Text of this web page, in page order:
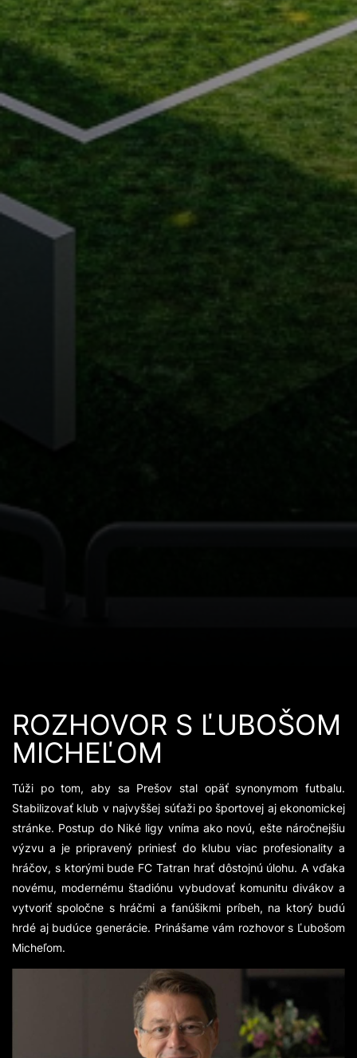
ROZHOVOR S ĽUBOŠOM
MICHEĽOM
Túži po tom, aby sa Prešov stal opäť synonymom futbalu.
Stabilizovať klub v najvyššej súťaži po športovej aj ekonomickej
stránke. Postup do Niké ligy vníma ako novú, ešte náročnejšiu
výzvu a je pripravený priniesť do klubu viac profesionality a
hráčov, s ktorými bude FC Tatran hrať dôstojnú úlohu. A vďaka
novému, modernému štadiónu vybudovať komunitu divákov a
vytvoriť spoločne s hráčmi a fanúšikmi príbeh, na ktorý budú
hrdé aj budúce generácie. Prinášame vám rozhovor s Ľubošom
Micheľom.